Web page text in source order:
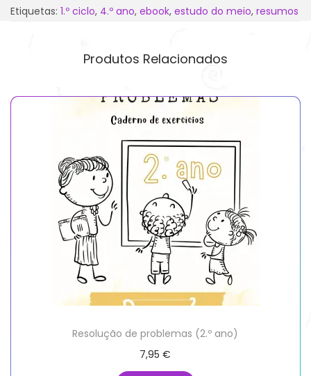
Etiquetas: 1.º ciclo, 4.º ano, ebook, estudo do meio, resumos
Produtos Relacionados
Resolução de problemas (2.º ano)
7,95€